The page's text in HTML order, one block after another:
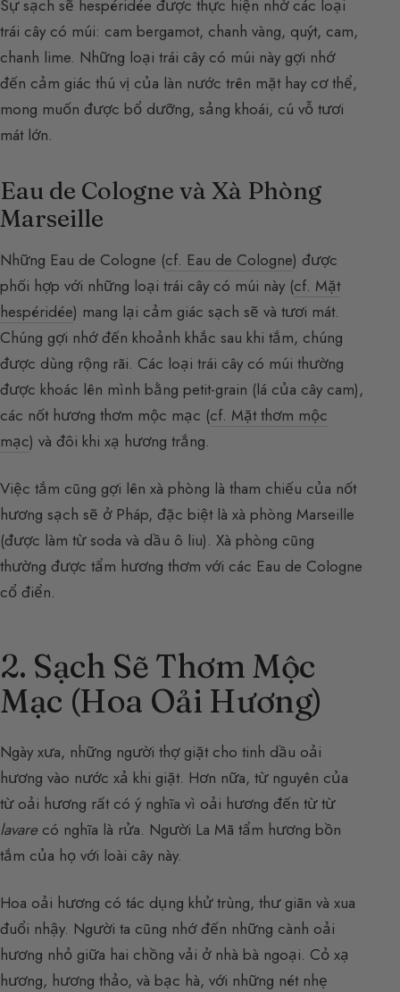
Sự sạch sẽ hespéridée được thực hiện nhờ các loại
trái cây có múi: cam bergamot, chanh vàng, quýt, cam,
chanh lime. Những loại trái cây có múi này gợi nhớ
đến cảm giác thú vị của làn nước trên mặt hay cơ thể,
mong muốn được bổ dưỡng, sảng khoái, cú vỗ tươi
mát lớn.
Eau de Cologne và Xà Phòng
Marseille
Những Eau de Cologne (cf. Eau de Cologne) được
phối hợp với những loại trái cây có múi này (cf. Mặt
hespéridée) mang lại cảm giác sạch sẽ và tươi mát.
Chúng gợi nhớ đến khoảnh khắc sau khi tắm, chúng
được dùng rộng rãi. Các loại trái cây có múi thường
được khoác lên mình bằng petit-grain (lá của cây cam),
các nốt hương thơm mộc mạc (cf. Mặt thơm mộc
mạc) và đôi khi xạ hương trắng.
Việc tắm cũng gợi lên xà phòng là tham chiếu của nốt
hương sạch sẽ ở Pháp, đặc biệt là xà phòng Marseille
(được làm từ soda và dầu ô liu). Xà phòng cũng
thường được tẩm hương thơm với các Eau de Cologne
cổ điển.
2. Sạch Sẽ Thơm Mộc
Mạc (Hoa Oải Hương)
Ngày xưa, những người thợ giặt cho tinh dầu oải
hương vào nước xả khi giặt. Hơn nữa, từ nguyên của
từ oải hương rất có ý nghĩa vì oải hương đến từ từ
lavarecó nghĩa là rửa. Người La Mã tẩm hương bồn
tắm của họ với loài cây này.
Hoa oải hương có tác dụng khử trùng, thư giãn và xua
đuổi nhậy. Người ta cũng nhớ đến những cành oải
hương nhỏ giữa hai chồng vải ở nhà bà ngoại. Cỏ xạ
hương, hương thảo, và bạc hà, với những nét nhẹ